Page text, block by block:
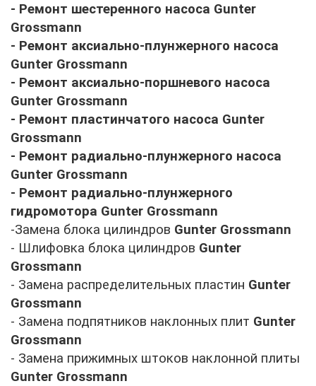
- Ремонт шестеренного насоса Gunter
Grossmann
- Ремонт аксиально-плунжерного насоса
Gunter Grossmann
- Ремонт аксиально-поршневого насоса
Gunter Grossmann
- Ремонт пластинчатого насоса Gunter
Grossmann
- Ремонт радиально-плунжерного насоса
Gunter Grossmann
- Ремонт радиально-плунжерного
гидромотора Gunter Grossmann
-Замена блока цилиндров Gunter Grossmann
- Шлифовка блока цилиндров Gunter
Grossmann
- Замена распределительных пластин Gunter
Grossmann
- Замена подпятников наклонных плит Gunter
Grossmann
- Замена прижимных штоков наклонной плиты
Gunter Grossmann